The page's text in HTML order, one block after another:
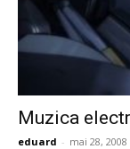
Muzica
eduard - mai 28, 2008